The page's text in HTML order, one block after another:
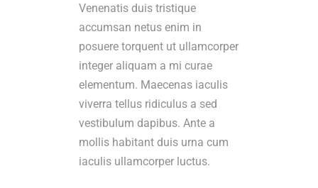
Venenatis duis tristique
accumsan netus enim in
posuere torquent ut ullamcorper
integer aliquam a mi curae
elementum. Maecenas iaculis
viverra tellus ridiculus a sed
vestibulum dapibus. Ante a
mollis habitant duis urna cum
iaculis ullamcorper luctus.